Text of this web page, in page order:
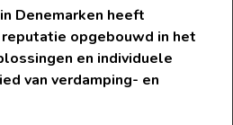
Denemarken heeft
opgebouwd in het
en individuele
van verdamping- en